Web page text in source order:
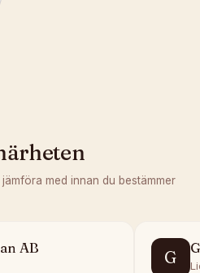
jämföra med innan du bestämmer
AB G